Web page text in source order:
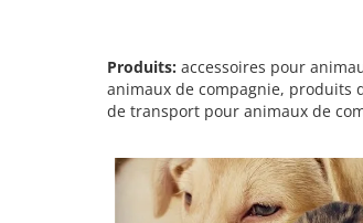
Produits: accessoires pour
animaux de compagnie, produits
de transport pour animaux de